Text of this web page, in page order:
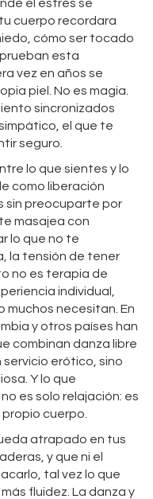
el estrés se
cuerpo recordara
cómo ser tocado
esta
vez en años se
piel. No es magia.
sincronizados
el que te
seguro.
lo que sientes y lo
como liberación
sin preocuparte por
masajea con
lo que no te
la tensión de tener
no es terapia de
individual,
muchos necesitan. En
y otros países han
combinan danza libre
servicio erótico, sino
Y lo que
es solo relajación: es
cuerpo.
atrapado en tus
y que ni el
tal vez lo que
fluidez. La danza y